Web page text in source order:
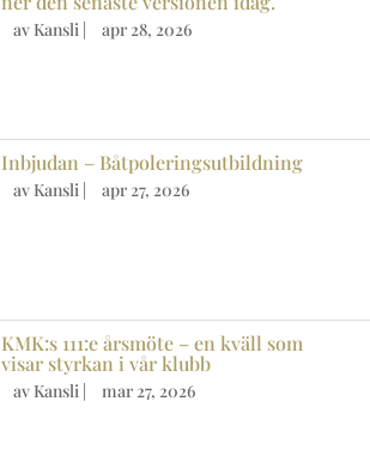
av Kansli | apr 28, 2026
Inbjudan – Båtpoleringsutbildning
av Kansli | apr 27, 2026
KMK:s 111:e årsmöte – en kväll som
visar styrkan i vår klubb
av Kansli | mar 27, 2026